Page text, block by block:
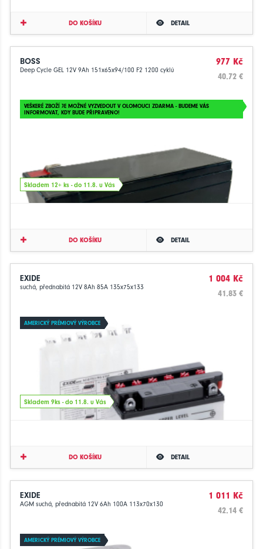
DO KOŠÍKU DETAIL
BOSS
Deep Cycle GEL 12V 9Ah 151x65x94/100 F2 1200 cyklů
977 Kč
40.72 €
VEŠKERÉ ZBOŽÍ JE MOŽNÉ VYZVEDOUT V OLOMOUCI ZDARMA - BUDEME VÁS
INFORMOVAT, KDY BUDE PŘIPRAVENO!
Skladem 12+ ks - do 11.8. u Vás
DO KOŠÍKU DETAIL
EXIDE
suchá, přednabitá 12V 8Ah 85A 135x75x133
1 004 Kč
41.83 €
AMERICKÝ PRÉMIOVÝ VÝROBCE
Skladem 9ks - do 11.8. u Vás
DO KOŠÍKU DETAIL
EXIDE
AGM suchá, přednabitá 12V 6Ah 100A 113x70x130
1 011 Kč
42.14 €
AMERICKÝ PRÉMIOVÝ VÝROBCE